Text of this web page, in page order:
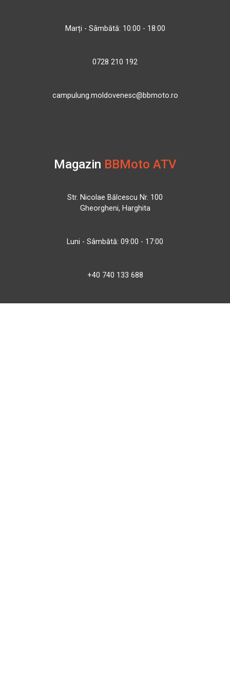
Marți - Sâmbătă: 10:00 - 18:00
0728 210 192
campulung.moldovenesc@bbmoto.ro
Magazin BBMoto ATV
Str. Nicolae Bălcescu Nr. 100
Gheorgheni, Harghita
Luni - Sâmbătă: 09:00 - 17:00
+40 740 133 688